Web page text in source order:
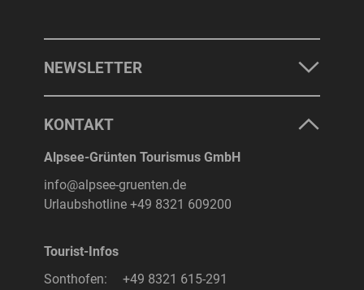
NEWSLETTER
KONTAKT
Alpsee-Grünten Tourismus GmbH
info@alpsee-gruenten.de
Urlaubshotline +49 8321 609200
Tourist-Infos
Sonthofen:
+49 8321 615-291